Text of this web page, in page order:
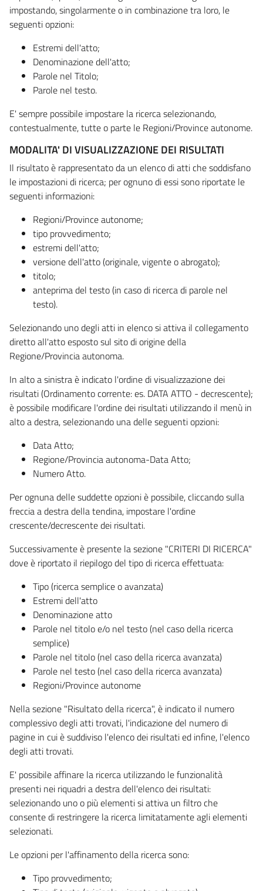
impostando, singolarmente o in combinazione tra loro, le
seguenti opzioni:
Estremi dell'atto;
Denominazione dell'atto;
Parole nel Titolo;
Parole nel testo.
E' sempre possibile impostare la ricerca selezionando,
contestualmente, tutte o parte le Regioni/Province autonome.
MODALITA' DI VISUALIZZAZIONE DEI RISULTATI
Il risultato è rappresentato da un elenco di atti che soddisfano
le impostazioni di ricerca; per ognuno di essi sono riportate le
seguenti informazioni:
Regioni/Province autonome;
tipo provvedimento;
estremi dell'atto;
versione dell'atto (originale, vigente o abrogato);
titolo;
anteprima del testo (in caso di ricerca di parole nel
testo).
Selezionando uno degli atti in elenco si attiva il collegamento
diretto all'atto esposto sul sito di origine della
Regione/Provincia autonoma.
In alto a sinistra è indicato l'ordine di visualizzazione dei
risultati (Ordinamento corrente: es. DATA ATTO - decrescente);
è possibile modificare l'ordine dei risultati utilizzando il menù in
alto a destra, selezionando una delle seguenti opzioni:
Data Atto;
Regione/Provincia autonoma-Data Atto;
Numero Atto.
Per ognuna delle suddette opzioni è possibile, cliccando sulla
freccia a destra della tendina, impostare l'ordine
crescente/decrescente dei risultati.
Successivamente è presente la sezione "CRITERI DI RICERCA"
dove è riportato il riepilogo del tipo di ricerca effettuata:
Tipo (ricerca semplice o avanzata)
Estremi dell'atto
Denominazione atto
Parole nel titolo e/o nel testo (nel caso della ricerca
semplice)
Parole nel titolo (nel caso della ricerca avanzata)
Parole nel testo (nel caso della ricerca avanzata)
Regioni/Province autonome
Nella sezione "Risultato della ricerca", è indicato il numero
complessivo degli atti trovati, l'indicazione del numero di
pagine in cui è suddiviso l'elenco dei risultati ed infine, l'elenco
degli atti trovati.
E' possibile affinare la ricerca utilizzando le funzionalità
presenti nei riquadri a destra dell'elenco dei risultati:
selezionando uno o più elementi si attiva un filtro che
consente di restringere la ricerca limitatamente agli elementi
selezionati.
Le opzioni per l'affinamento della ricerca sono:
Tipo provvedimento;